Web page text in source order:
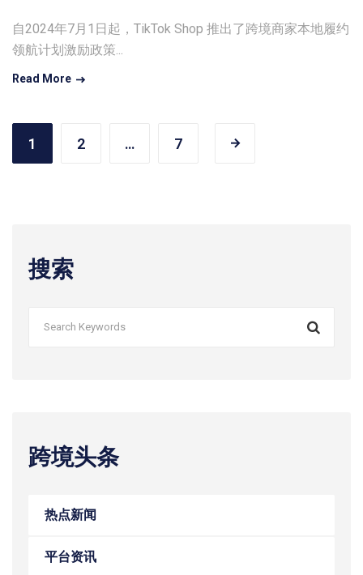
自2024年7月1日起，TikTok Shop 推出了跨境商家本地履约
领航计划激励政策...
Read More
1 2 … 7
搜索
跨境头条
热点新闻
平台资讯